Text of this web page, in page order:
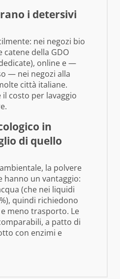
i detersivi
nei negozi bio
della GDO
online e —
— nei negozi alla
città italiane.
costo per lavaggio
in
di quello
la polvere
hanno un vantaggio:
(che nei liquidi
quindi richiedono
meno trasporto. Le
a patto di
con enzimi e